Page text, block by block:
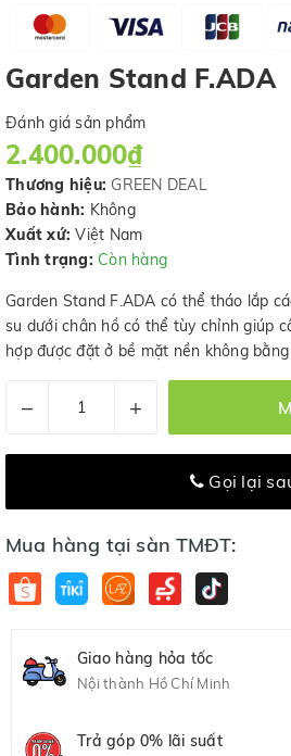
Garden Stand F.ADA
Đánh giá sản phẩm
2.400.000₫
Thương hiệu: GREEN DEAL
Bảo hành: Không
Xuất xứ: Việt Nam
Tình trạng: Còn hàng
Garden Stand F.ADA có thể tháo lắp
su dưới chân hồ có thể tùy chỉnh giúp
hợp được đặt ở bề mặt nền không
– +
Gọi lại
Mua hàng tại sàn TMĐT:
Giao hàng hỏa tốc
Nội thành Hồ Chí Minh
Trả góp 0% lãi suất